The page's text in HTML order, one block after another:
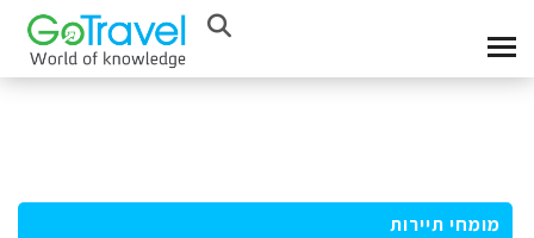
מומחי תיירות